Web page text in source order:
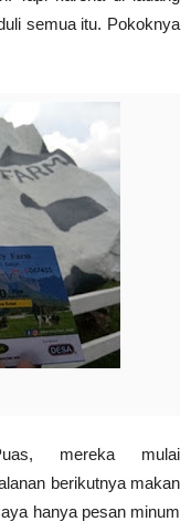
semua itu. Pokoknya
mereka mulai
berikutnya makan
hanya pesan minum